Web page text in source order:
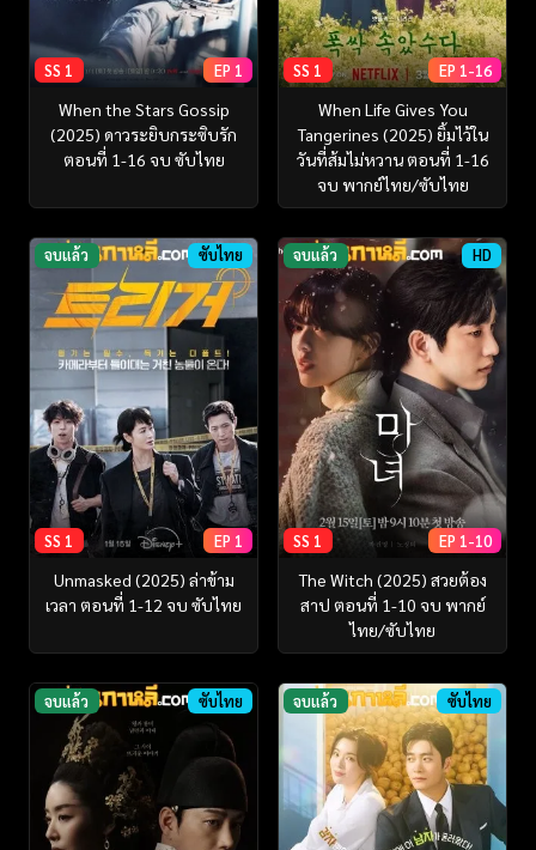
SS 1 EP 1
When the Stars Gossip
(2025) ดาวระยิบกระซิบรัก
ตอนที่ 1-16 จบ ซับไทย
SS 1 EP 1-16
When Life Gives You
Tangerines (2025) ยิ้มไว้ใน
วันที่ส้มไม่หวาน ตอนที่ 1-16
จบ พากย์ไทย/ซับไทย
จบแล้ว ซับไทย
SS 1 EP 1
Unmasked (2025) ล่าข้าม
เวลา ตอนที่ 1-12 จบ ซับไทย
จบแล้ว HD
SS 1 EP 1-10
The Witch (2025) สวยต้อง
สาป ตอนที่ 1-10 จบ พากย์
ไทย/ซับไทย
จบแล้ว ซับไทย จบแล้ว ซับไทย